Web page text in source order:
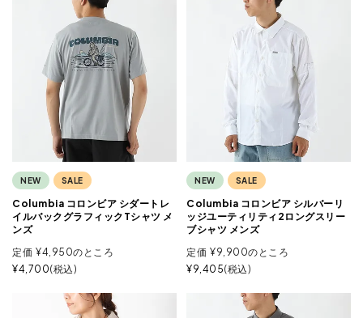
NEW SALE
Columbia コロンビア シダートレ
イルバックグラフィックTシャツ メ
ンズ
定価 ¥4,950のところ
¥4,700 税込
NEW SALE
Columbia コロンビア シルバーリ
ッジユーティリティ2ロングスリー
ブシャツ メンズ
定価 ¥9,900のところ
¥9,405 税込